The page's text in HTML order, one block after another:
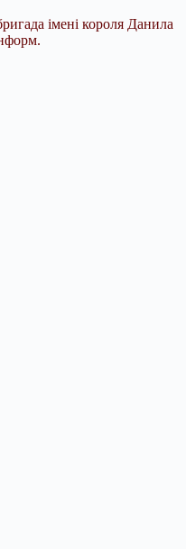
імені короля Данила